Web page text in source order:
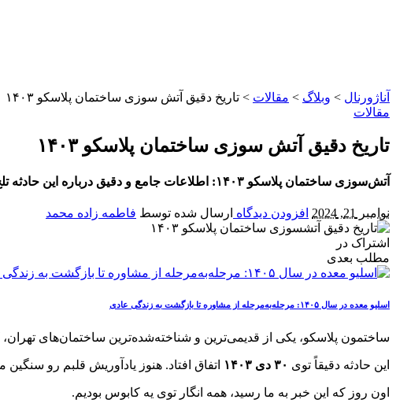
آناژورنال > وبلاگ > مقالات > تاریخ دقیق آتش‌ سوزی ساختمان پلاسکو ۱۴۰۳
مقالات
تاریخ دقیق آتش‌ سوزی ساختمان پلاسکو ۱۴۰۳
آتش‌سوزی ساختمان پلاسکو ۱۴۰۳: اطلاعات جامع و دقیق درباره این حادثه تلخ. تاریخ وقوع، تاثیرات بر جامعه و اقتصاد، اقدامات پس از حادثه.
نوامبر 21, 2024 افزودن دیدگاه ارسال شده توسط فاطمه زاده محمد
اشتراک در
مطلب بعدی
اسلیو معده در سال ۱۴۰۵: مرحله‌به‌مرحله از مشاوره تا بازگشت به زندگی عادی
ساختمون پلاسکو، یکی از قدیمی‌ترین و شناخته‌شده‌ترین ساختمان‌های
این حادثه دقیقاً توی ۳۰ دی ۱۴۰۳ اتفاق افتاد. هنوز یادآوریش قلبم رو سنگین
اون روز که این خبر به ما رسید، همه انگار توی یه کابوس بودیم.